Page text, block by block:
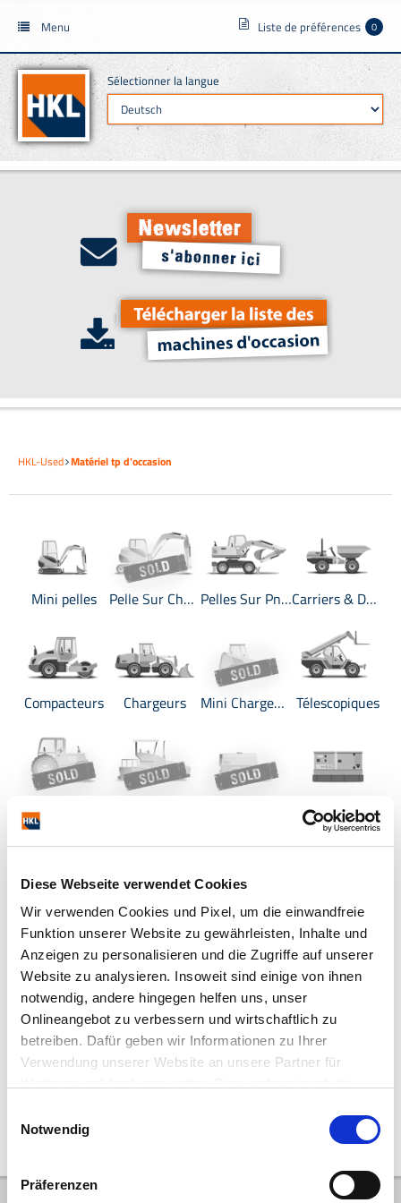
Diese Webseite verwendet Cookies
Wir verwenden Cookies und Pixel, um die einwandfreie
Funktion unserer Website zu gewährleisten, Inhalte und
Anzeigen zu personalisieren und die Zugriffe auf unserer
Website zu analysieren. Insoweit sind einige von ihnen
notwendig, andere hingegen helfen uns, unser
Onlineangebot zu verbessern und wirtschaftlich zu
betreiben. Dafür geben wir Informationen zu Ihrer
Verwendung unserer Website an unsere Partner für
(Google LLC/ USA) führt diese Informationen
möglicherweise mit weiteren Daten zusammen, die Sie
persönlichen Accounts) oder welche Sie im Rahmen Ihrer
Notwendig
Präferenzen
Sélectionner la langue
HKL-Used Matériel tp d'occasion
Mini pelles Pelle Sur Chenilles Pelles Sur Pneus Carriers & Dumpers
Compacteurs Chargeurs Mini Chargeuses Télescopiques
Tracteurs Générateurs
Mâts d´Éclairage Plateformes Élévatrices Véhicules Utilitaires Camions
Remorques Déchiqueteuses Dessoucheuses
Menu Liste de préférences 0